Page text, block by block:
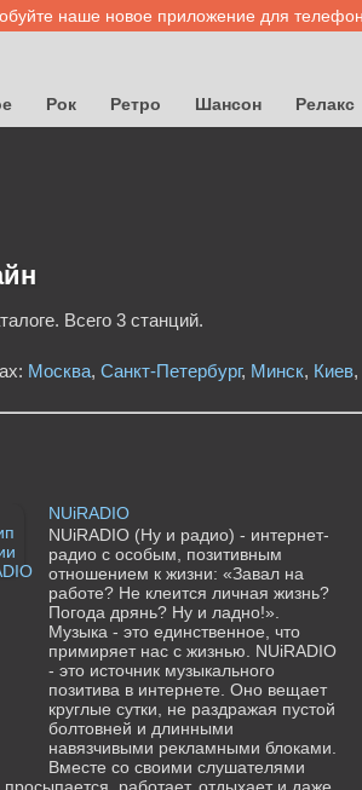
наше новое приложение для
Рок Ретро Шансон Релакс
Всего 3 станций.
Москва, Санкт-Петербург, Минск, Киев,
NUiRADIO
NUiRADIO (Ну и радио) - интернет-
радио с особым, позитивным
отношением к жизни: «Завал на
работе? Не клеится личная жизнь?
Погода дрянь? Ну и ладно!».
Музыка - это единственное, что
примиряет нас с жизнью. NUiRADIO
- это источник музыкального
позитива в интернете. Оно вещает
круглые сутки, не раздражая пустой
болтовней и длинными
навязчивыми рекламными блоками.
Вместе со своими слушателями